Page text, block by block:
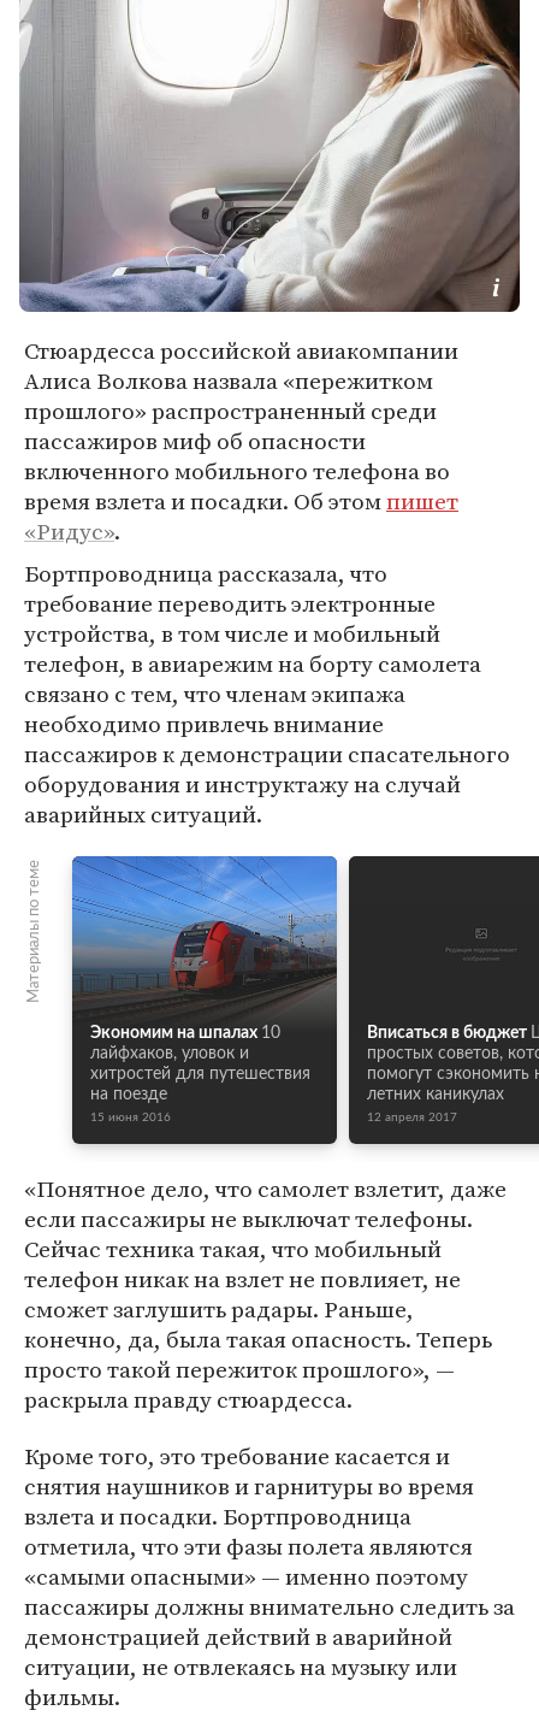
Стюардесса российской авиакомпании
Алиса Волкова назвала «пережитком
прошлого» распространенный среди
пассажиров миф об опасности
включенного мобильного телефона во
время взлета и посадки. Об этомпишет
«Ридус».
Бортпроводница рассказала, что
требование переводить электронные
устройства, в том числе и мобильный
телефон, в авиарежим на борту самолета
связано с тем, что членам экипажа
необходимо привлечь внимание
пассажиров к демонстрации спасательного
оборудования и инструктажу на случай
аварийных ситуаций.
Материалы по теме
Экономим на шпалах 10
лайфхаков, уловок и
хитростей для путешествия
на поезде
15 июня 2016
Вписаться в бюджет
простых советов,
помогут сэкономить
летних каникулах
12 апреля 2017
«Понятное дело, что самолет взлетит, даже
если пассажиры не выключат телефоны.
Сейчас техника такая, что мобильный
телефон никак на взлет не повлияет, не
сможет заглушить радары. Раньше,
конечно, да, была такая опасность. Теперь
просто такой пережиток прошлого», —
раскрыла правду стюардесса.
Кроме того, это требование касается и
снятия наушников и гарнитуры во время
взлета и посадки. Бортпроводница
отметила, что эти фазы полета являются
«самыми опасными» — именно поэтому
пассажиры должны внимательно следить за
демонстрацией действий в аварийной
ситуации, не отвлекаясь на музыку или
фильмы.